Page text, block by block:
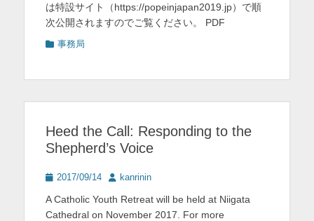
は特設サイト（https://popeinjapan2019.jp）で順
次公開されますのでご覧ください。 PDF
カ 事務局
Heed the Call: Responding to the
Shepherd’s Voice
投
日
2017/09/14
投
者
kanrinin
A Catholic Youth Retreat will be held at Niigata
Cathedral on November 2017. For more